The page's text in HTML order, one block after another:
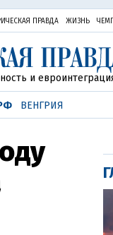
ПРАВДА ЖИЗНЬ
и
ВЕНГРИЯ